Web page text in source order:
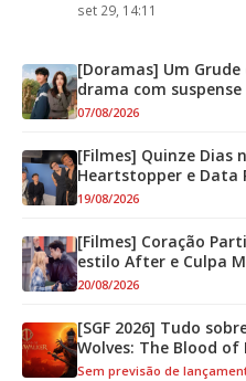
set 29, 14:11
[Doramas] Um Grude
drama com
07/08/2026
[Filmes] Quinze Dias
Heartstopper e Data
19/08/2026
[Filmes] Coração
estilo After e Culpa
20/08/2026
[SGF 2026] Tudo
Wolves: The Blood of
Sem previsão de